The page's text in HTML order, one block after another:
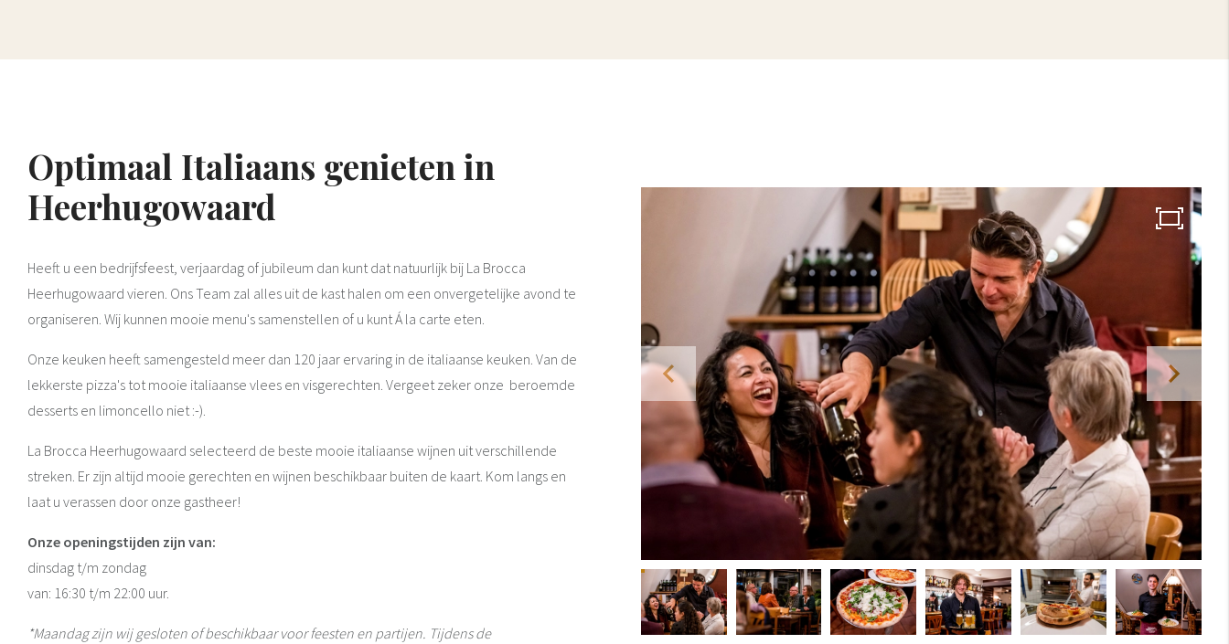
Optimaal Italiaans genieten in
Heerhugowaard
Heeft u een bedrijfsfeest, verjaardag of jubileum dan kunt dat natuurlijk bij La Brocca
Heerhugowaard vieren. Ons Team zal alles uit de kast halen om een onvergetelijke avond te
organiseren. Wij kunnen mooie menu's samenstellen of u kunt Á la carte eten.
Onze keuken heeft samengesteld meer dan 120 jaar ervaring in de italiaanse keuken. Van de
lekkerste pizza's tot mooie italiaanse vlees en visgerechten. Vergeet zeker onze beroemde
desserts en limoncello niet :-).
La Brocca Heerhugowaard selecteerd de beste mooie italiaanse wijnen uit verschillende
streken. Er zijn altijd mooie gerechten en wijnen beschikbaar buiten de kaart. Kom langs en
laat u verassen door onze gastheer!
Onze openingstijden zijn van:
dinsdag t/m zondag
van: 16:30 t/m 22:00 uur.
*Maandag zijn wij gesloten of beschikbaar voor feesten en partijen. Tijdens de